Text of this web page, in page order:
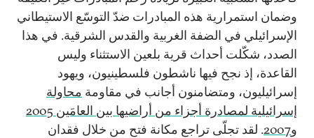
وضمان استمرارية هذه المبادرات ضدّ التوسّع الاستيطاني
الإسرائيلي في الضفة الغربية والقدس الشرقية. في هذا
الصدد، شكّلت أحداث قرية بلعين الاستثناء وليس
القاعدة، إذ نجح فيها ناشطون فلسطينيون، ويهود
إسرائيليون، ومتضامنون أجانب في مقاومة محاولة
إسرائيلية لمصادرة أجزاء من أراضيها بين العامَين 2005
و2007
. لقد تجلّى تراجع مكانة فتح من خلال فقدان